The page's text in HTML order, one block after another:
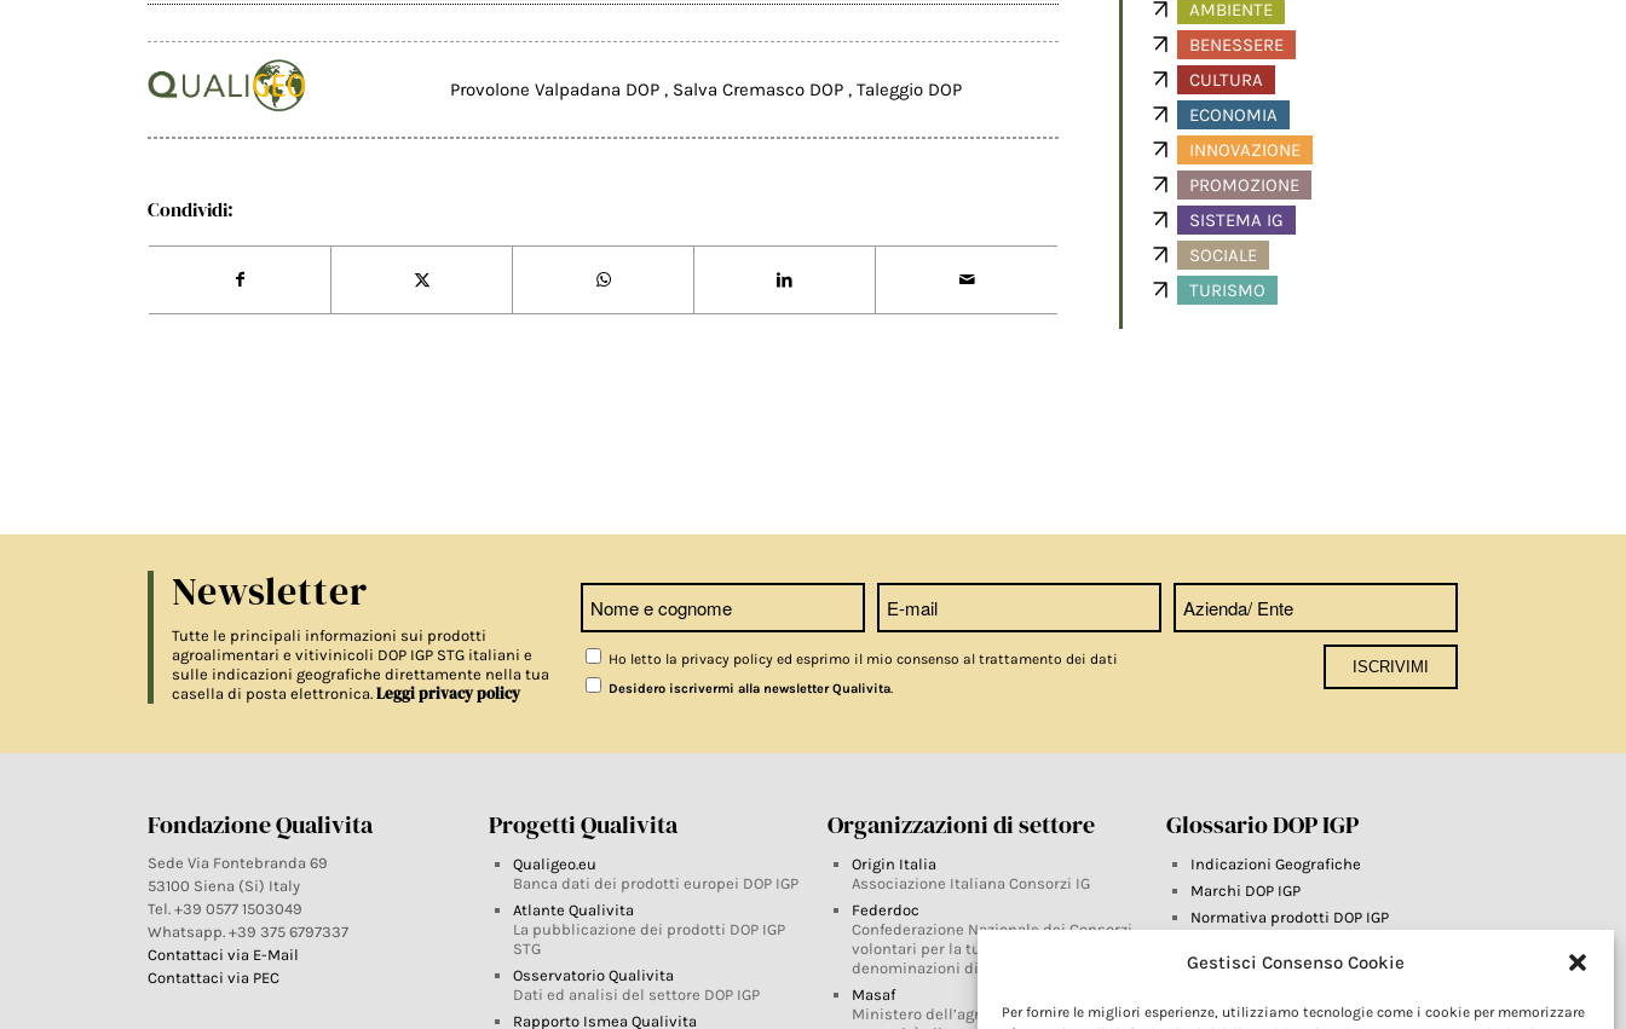
Gestisci Consenso Cookie
Per fornire le migliori esperienze, utilizziamo tecnologie come i cookie per memorizzare
Provolone Valpadana DOP , Salva Cremasco DOP , Taleggio DOP
Condividi:
AMBIENTE
BENESSERE
CULTURA
ECONOMIA
INNOVAZIONE
PROMOZIONE
SISTEMA IG
SOCIALE
TURISMO
Newsletter
Tutte le principali informazioni sui prodotti
agroalimentari e vitivinicoli DOP IGP STG italiani e
sulle indicazioni geografiche direttamente nella tua
casella di posta elettronica. Leggi privacy policy
Ho letto la privacy policy ed esprimo il mio consenso al trattamento dei dati
Desidero iscrivermi alla newsletter Qualivita
Fondazione Qualivita
Sede Via Fontebranda 69
53100 Siena (Si) Italy
Tel. +39 0577 1503049
Whatsapp. +39 375 6797337
Contattaci via E-Mail
Contattaci via PEC
Progetti Qualivita
Qualigeo.eu
Banca dati dei prodotti europei DOP IGP
Atlante Qualivita
La pubblicazione dei prodotti DOP IGP
STG
Osservatorio Qualivita
Dati ed analisi del settore DOP IGP
Rapporto Ismea Qualivita
Organizzazioni di settore
Origin Italia
Associazione Italiana Consorzi IG
Federdoc
Confederazione Nazionale dei Consorzi
volontari per la tutela delle
denominazioni di origine
Masaf
Ministero dell’agricoltura, della
Glossario DOP IGP
Indicazioni Geografiche
Marchi DOP IGP
Normativa prodotti DOP IGP
Farm To Fork e prodotti DOP IGP
Riforma Sistema IG